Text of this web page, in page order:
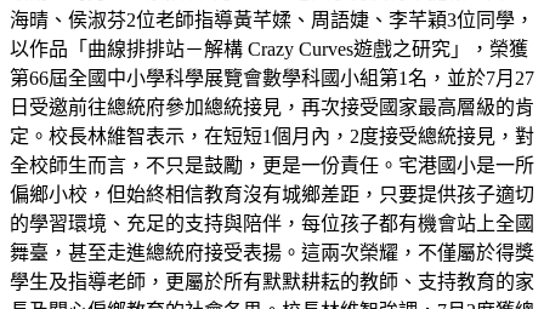
海晴、侯淑芬2位老師指導黃芊媃、周語婕、李芊穎3位同學，
以作品「曲線排排站－解構 Crazy Curves遊戲之研究」，榮獲
第66屆全國中小學科學展覽會數學科國小組第1名，並於7月27
日受邀前往總統府參加總統接見，再次接受國家最高層級的肯
定。校長林維智表示，在短短1個月內，2度接受總統接見，對
全校師生而言，不只是鼓勵，更是一份責任。宅港國小是一所
偏鄉小校，但始終相信教育沒有城鄉差距，只要提供孩子適切
的學習環境、充足的支持與陪伴，每位孩子都有機會站上全國
舞臺，甚至走進總統府接受表揚。這兩次榮耀，不僅屬於得獎
學生及指導老師，更屬於所有默默耕耘的教師、支持教育的家